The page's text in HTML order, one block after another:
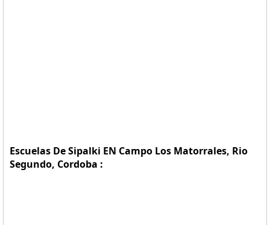
Escuelas De Sipalki EN Campo Los Matorrales, Rio
Segundo, Cordoba :